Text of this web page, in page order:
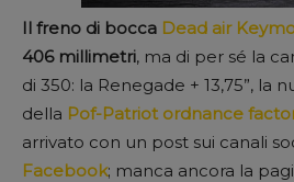
Il freno di bocca Dead air
406 millimetri, ma di per sé la
di 350: la Renegade + 13,75”, la
della Pof-Patriot ordnance
arrivato con un post sui canali
Facebook; manca ancora la